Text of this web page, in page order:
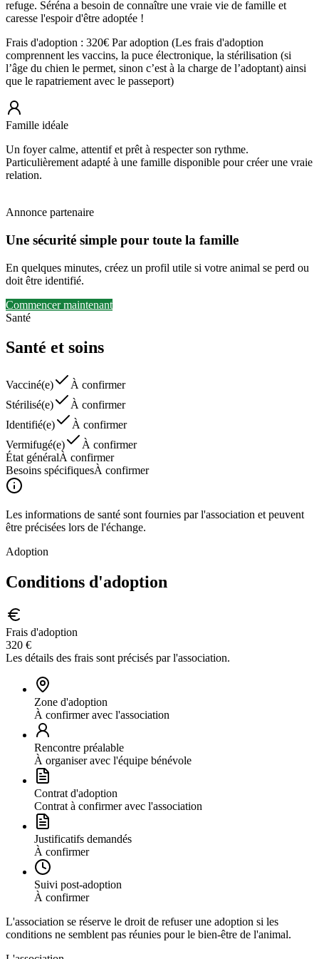
refuge. Séréna a besoin de connaître une vraie vie de famille et
caresse l'espoir d'être adoptée !
Frais d'adoption : 320€ Par adoption (Les frais d'adoption
comprennent les vaccins, la puce électronique, la stérilisation (si
l’âge du chien le permet, sinon c’est à la charge de l’adoptant) ainsi
que le rapatriement avec le passeport)
Famille idéale
Un foyer calme, attentif et prêt à respecter son rythme.
Particulièrement adapté à une famille disponible pour créer une vraie
relation.
Annonce partenaire
Une sécurité simple pour toute la famille
En quelques minutes, créez un profil utile si votre animal se perd ou
doit être identifié.
Commencer maintenant
Santé
Santé et soins
Vacciné(e)
À confirmer
Stérilisé(e)
À confirmer
Identifié(e)
À confirmer
Vermifugé(e)
À confirmer
État généralÀ confirmer
Besoins spécifiquesÀ confirmer
Les informations de santé sont fournies par l'association et peuvent
être précisées lors de l'échange.
Adoption
Conditions d'adoption
Frais d'adoption
320 €
Les détails des frais sont précisés par l'association.
Zone d'adoption
À confirmer avec l'association
Rencontre préalable
À organiser avec l'équipe bénévole
Contrat d'adoption
Contrat à confirmer avec l'association
Justificatifs demandés
À confirmer
Suivi post-adoption
À confirmer
L'association se réserve le droit de refuser une adoption si les
conditions ne semblent pas réunies pour le bien-être de l'animal.